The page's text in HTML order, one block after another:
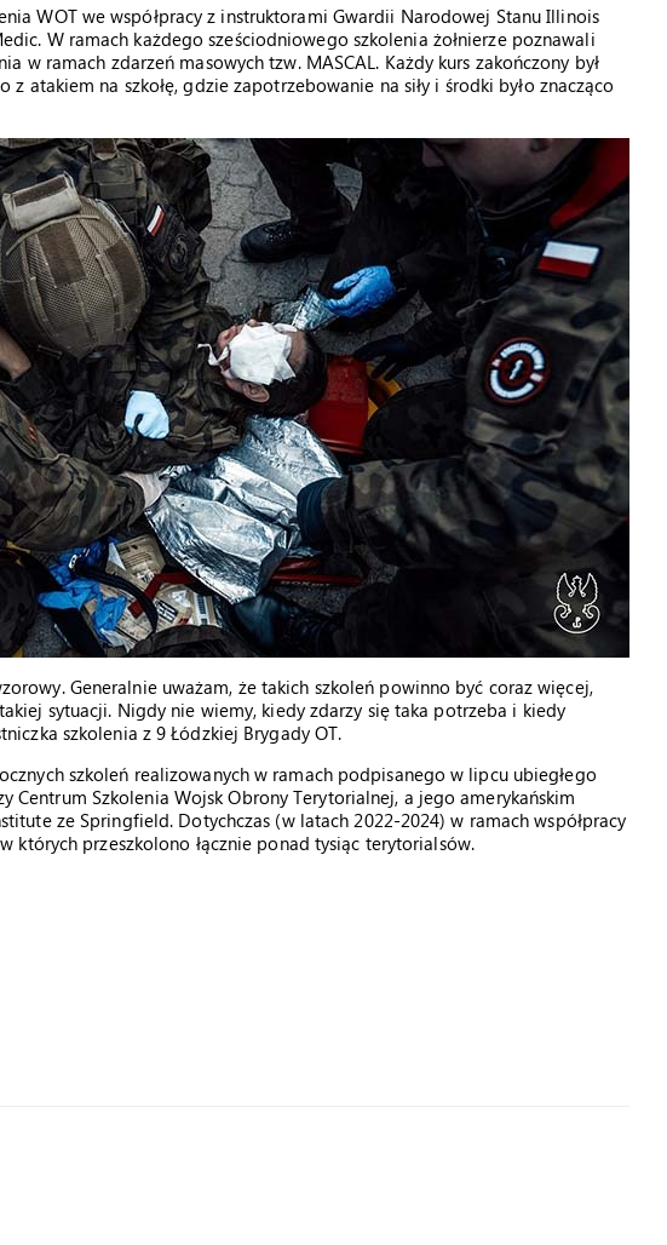
WOT we współpracy z instruktorami Gwardii Narodowej Stanu Illinois
W ramach każdego sześciodniowego szkolenia żołnierze poznawali
w ramach zdarzeń masowych tzw. MASCAL. Każdy kurs zakończony był
z atakiem na szkołę, gdzie zapotrzebowanie na siły i środki było znacząco
Generalnie uważam, że takich szkoleń powinno być coraz więcej,
sytuacji. Nigdy nie wiemy, kiedy zdarzy się taka potrzeba i kiedy
szkolenia z 9 Łódzkiej Brygady OT.
szkoleń realizowanych w ramach podpisanego w lipcu ubiegłego
Centrum Szkolenia Wojsk Obrony Terytorialnej, a jego amerykańskim
ze Springfield. Dotychczas (w latach 2022-2024) w ramach współpracy
których przeszkolono łącznie ponad tysiąc terytorialsów.